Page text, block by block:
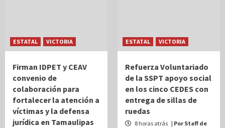
ESTATAL VICTORIA
Firman IDPET y CEAV
convenio de
colaboración para
fortalecer la atención a
víctimas y la defensa
jurídica en Tamaulipas
ESTATAL VICTORIA
Refuerza Voluntariado
de la SSPT apoyo social
en los cinco CEDES con
entrega de sillas de
ruedas
8 horas atrás | Por Staff de